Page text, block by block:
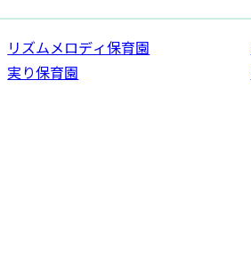
リズムメロディ保育園
実り保育園